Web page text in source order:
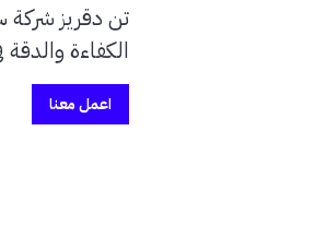
تن دقريز شركة
الكفاءة
اعمل معنا